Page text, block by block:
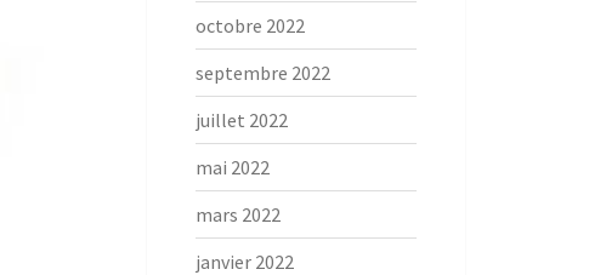
octobre 2022
septembre 2022
juillet 2022
mai 2022
mars 2022
janvier 2022